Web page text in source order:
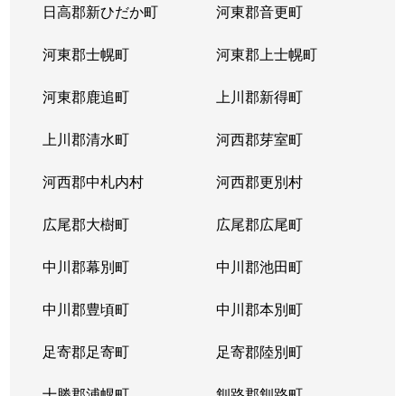
日高郡新ひだか町 河東郡音更町
河東郡士幌町 河東郡上士幌町
河東郡鹿追町 上川郡新得町
上川郡清水町 河西郡芽室町
河西郡中札内村 河西郡更別村
広尾郡大樹町 広尾郡広尾町
中川郡幕別町 中川郡池田町
中川郡豊頃町 中川郡本別町
足寄郡足寄町 足寄郡陸別町